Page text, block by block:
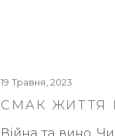
19 Травня, 2023
СМАК ЖИТТЯ